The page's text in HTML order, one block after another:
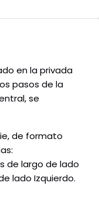
en la privada
pasos de la
se
de formato
de largo de lado
lado Izquierdo.